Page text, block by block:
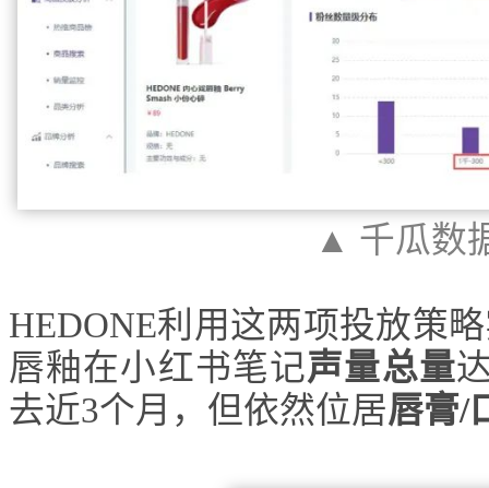
▲ 千瓜数
HEDONE利用这两项投放策
唇釉在小红书笔记声量总量
去近3个月，但依然位居唇膏/